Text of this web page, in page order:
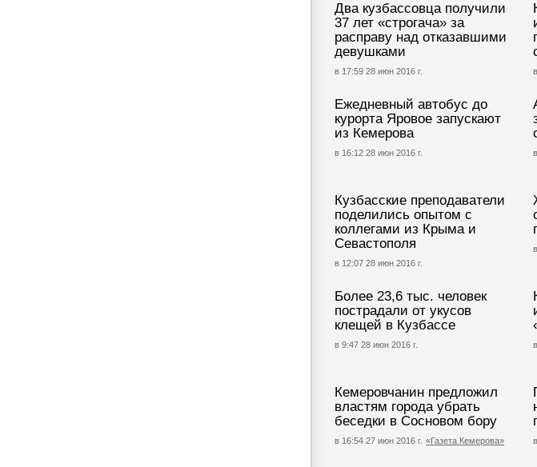
Два кузбассовца получили
37 лет «строгача» за
расправу над отказавшими
девушками
в 17:59 28 июн 2016 г.
Ежедневный автобус до
курорта Яровое запускают
из Кемерова
в 16:12 28 июн 2016 г.
Кузбасские преподаватели
поделились опытом с
коллегами из Крыма и
Севастополя
в 12:07 28 июн 2016 г.
Более 23,6 тыс. человек
пострадали от укусов
клещей в Кузбассе
в 9:47 28 июн 2016 г.
Кемеровчанин предложил
властям города убрать
беседки в Сосновом бору
в 16:54 27 июн 2016 г. «Газета Кемерова»